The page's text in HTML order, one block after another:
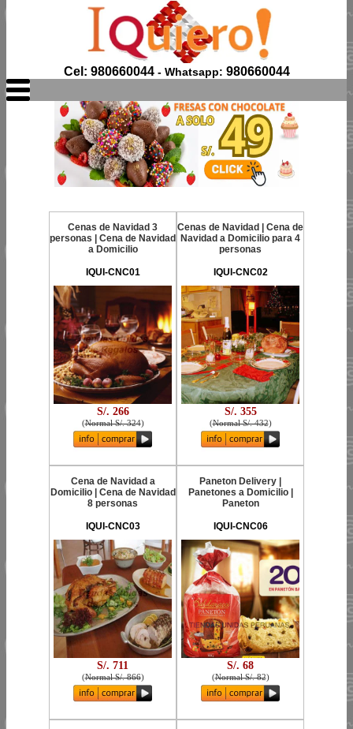
Cel: 980660044- Whatsapp: 980660044
Cenas de Navidad 3
personas | Cena de Navidad
a Domicilio
IQUI-CNC01
S/. 266
(Normal S/. 324)
Cenas de Navidad | Cena de
Navidad a Domicilio para 4
personas
IQUI-CNC02
S/. 355
(Normal S/. 432)
Cena de Navidad a
Domicilio | Cena de Navidad
8 personas
IQUI-CNC03
S/. 711
(Normal S/. 866)
Paneton Delivery |
Panetones a Domicilio |
Paneton
IQUI-CNC06
S/. 68
(Normal S/. 82)